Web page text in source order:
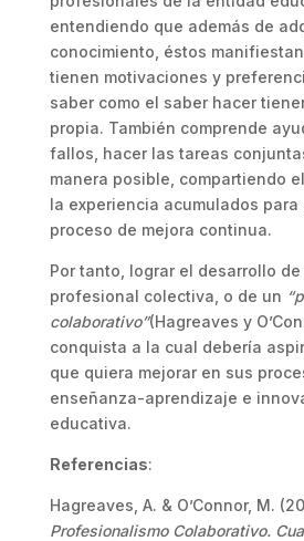
entendiendo que además de
conocimiento, éstos manifiestan
tienen motivaciones y
saber como el saber hacer
propia. También comprende
fallos, hacer las tareas
manera posible, compartiendo
la experiencia acumulados para
proceso de mejora continua.
Por tanto, lograr el desarrollo
profesional colectiva, o de un
colaborativo”(Hagreaves y
conquista a la cual debería
que quiera mejorar en sus
enseñanza-aprendizaje e
educativa.
Referencias:
Hagreaves, A. & O’Connor, M.
Profesionalismo Colaborativo.